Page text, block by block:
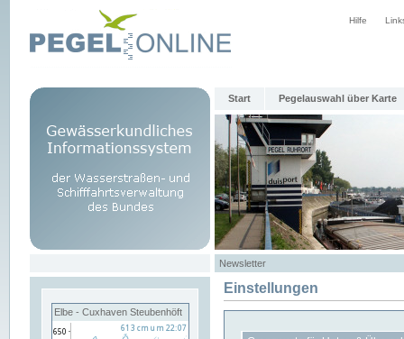
Hilfe
Start Pegelauswahl über Karte
Newsletter
Elbe - Cuxhaven Steubenhöft
Einstellungen